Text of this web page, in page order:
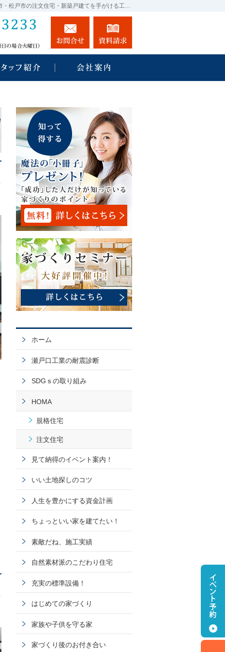
プロの目線からご提案。千葉県市川市・船橋市・鎌ヶ谷市・松戸市の注文住宅・新築戸建てを手がける工務店なら当社へ。
ホーム
瀬戸口工業の耐震診断
SDGｓの取り組み
HOMA
規格住宅
注文住宅
見て納得のイベント案内！
いい土地探しのコツ
人生を豊かにする資金計画
ちょっといい家を建てたい！
素敵だね、施工実績
自然素材派のこだわり住宅
充実の標準設備！
はじめての家づくり
家族や子供を守る家
家づくり後のお付き合い
03-5631-3233
営業時間9:00～18:00 定休日：水曜日（水曜が祭日の場合火曜